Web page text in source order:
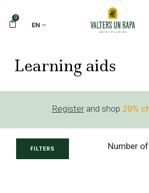
0
EN
Learning aids
Register and shop 20%
FILTERS Number